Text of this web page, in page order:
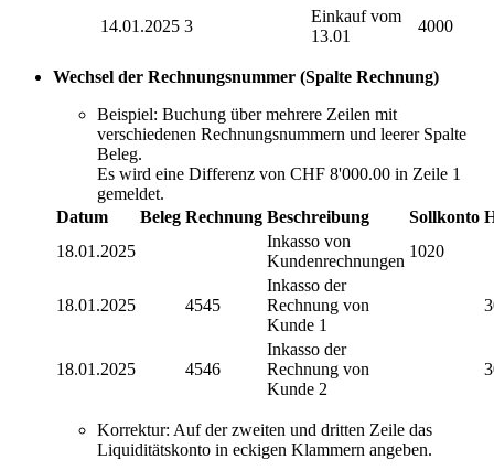
14.01.2025 3
Einkauf vom
13.01
4000
Wechsel der Rechnungsnummer (Spalte Rechnung)
Beispiel: Buchung über mehrere Zeilen mit
verschiedenen Rechnungsnummern und leerer Spalte
Beleg.
Es wird eine Differenz von CHF 8'000.00 in Zeile 1
gemeldet.
Datum
Beleg Rechnung Beschreibung Sollkonto
18.01.2025
Inkasso von
Kundenrechnungen
1020
18.01.2025 4545
Inkasso der
Rechnung von
Kunde 1
18.01.2025 4546
Inkasso der
Rechnung von
Kunde 2
Korrektur: Auf der zweiten und dritten Zeile das
Liquiditätskonto in eckigen Klammern angeben.